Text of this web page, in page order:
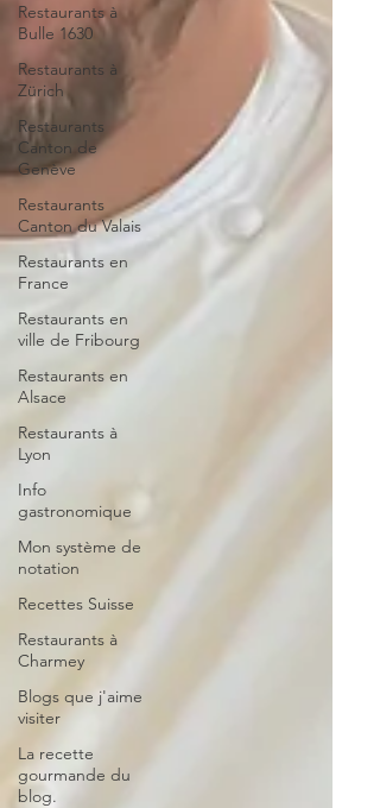
Restaurants à
Bulle 1630
Restaurants à
Zürich
Restaurants
Canton de
Genève
Restaurants
Canton du Valais
Restaurants en
France
Restaurants en
ville de Fribourg
Restaurants en
Alsace
Restaurants à
Lyon
Info
gastronomique
Mon système de
notation
Recettes Suisse
Restaurants à
Charmey
Blogs que j'aime
visiter
La recette
gourmande du
blog.